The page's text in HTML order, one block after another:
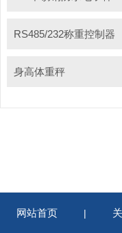
RS485/232称重控制器
身高体重秤
网站首页 |